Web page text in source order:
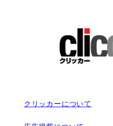
クリッカーについて